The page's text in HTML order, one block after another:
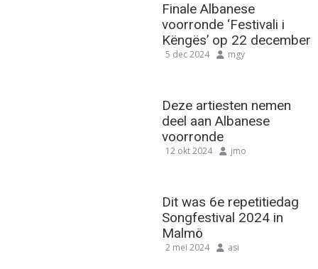
Finale Albanese
voorronde ‘Festivali i
Këngës’ op 22 december
5 dec 2024 mgy
Deze artiesten nemen
deel aan Albanese
voorronde
12 okt 2024 jmo
Dit was 6e repetitiedag
Songfestival 2024 in
Malmö
2 mei 2024 asi